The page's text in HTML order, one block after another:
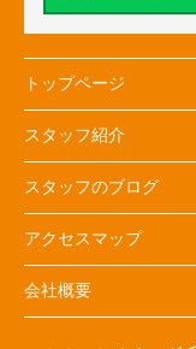
トップページ
スタッフ紹介
スタッフのブログ
アクセスマップ
会社概要